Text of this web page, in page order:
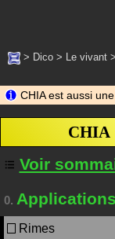
> Dico > Le vivant
CHIA est aussi
CHIA
Voir
0. Applications
Rimes